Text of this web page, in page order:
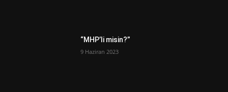
“MHP’li misin?”
9 Haziran 2023